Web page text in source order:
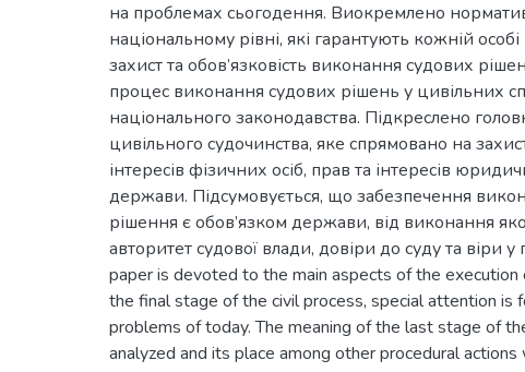
на проблемах сьогодення. Виокремлено
національному рівні, які гарантують кожній
захист та обов’язковість виконання судових
процес виконання судових рішень у цивільних
національного законодавства. Підкреслено
цивільного судочинства, яке спрямовано на
інтересів фізичних осіб, прав та інтересів
держави. Підсумовується, що забезпечення
рішення є обов’язком держави, від виконання
авторитет судової влади, довіри до суду та віри у
paper is devoted to the main aspects of the execution
the final stage of the civil process, special attention is
problems of today. The meaning of the last stage of
analyzed and its place among other procedural actions